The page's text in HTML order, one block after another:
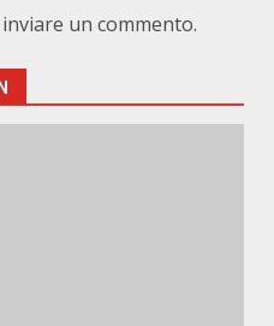
un commento.